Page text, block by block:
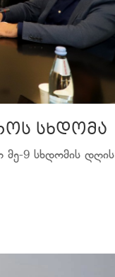
სხდომა
მე-9 სხდომის დღის